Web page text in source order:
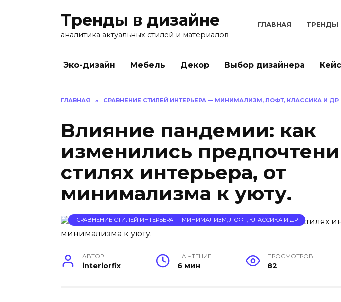
Тренды в дизайне
аналитика актуальных стилей и материалов
ГЛАВНАЯ ТРЕНДЫ
Эко-дизайн Мебель Декор Выбор дизайнера
ГЛАВНАЯ » СРАВНЕНИЕ СТИЛЕЙ ИНТЕРЬЕРА — МИНИМАЛИЗМ, ЛОФТ, КЛАССИКА И ДР
Влияние пандемии: как
изменились
стилях интерьера, от
минимализма к уюту.
СРАВНЕНИЕ СТИЛЕЙ ИНТЕРЬЕРА — МИНИМАЛИЗМ, ЛОФТ, КЛАССИКА И ДР
АВТОР
interiorfix
НА ЧТЕНИЕ
6 мин
ПРОСМОТРОВ
82